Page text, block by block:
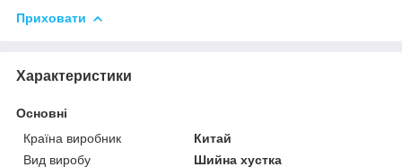
Приховати
Характеристики
Основні
Країна виробник
Китай
Вид виробу
Шийна хустка